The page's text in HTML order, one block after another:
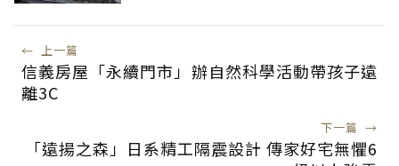
← 上一篇
信義房屋「永續門市」辦自然科學活動帶孩子遠
離3C
下一篇 →
「遠揚之森」日系精工隔震設計 傳家好宅無懼6